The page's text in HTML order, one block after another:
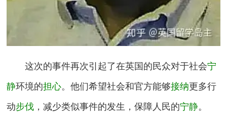
这次的事件再次引起了在英国的民众对于社会宁
静环境的担心。他们希望社会和官方能够接纳更多行
动步伐 ，减少类似事件的发生，保障人民的宁静。